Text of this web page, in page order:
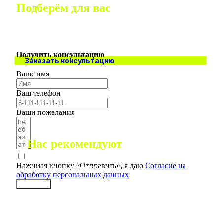
я даюСогласие на обработку
персональных данных
я даю
Подберём для вас
Заказать консультацию
Получить консультацию
Ваше имя
Ваш телефон
Ваши пожелания
Нажимая кнопку «Отправить», я даю Согласие на
обработку персональных данных
Нас рекомендуют
наши клиенты